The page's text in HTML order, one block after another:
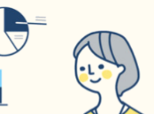
生活と治療に関する実態調査